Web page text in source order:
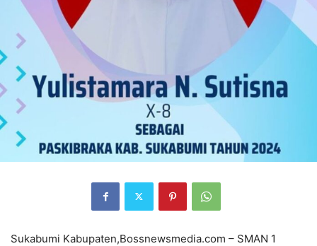
Sukabumi Kabupaten,Bossnewsmedia.com – SMAN 1